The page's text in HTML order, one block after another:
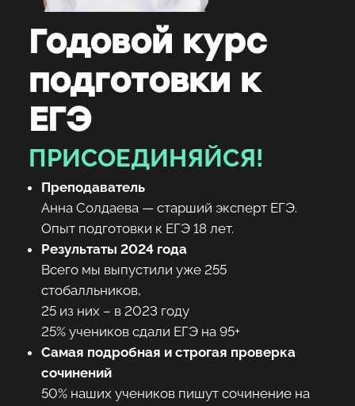
Годовой курс
подготовки к
ЕГЭ
ПРИСОЕДИНЯЙСЯ!
Преподаватель
Анна Солдаева — старший эксперт ЕГЭ.
Опыт подготовки к ЕГЭ 18 лет.
Результаты 2024 года
Всего мы выпустили уже 255
стобалльников,
25 из них – в 2023 году
25% учеников сдали ЕГЭ на 95+
Самая подробная и строгая проверка
сочинений
50% наших учеников пишут сочинение на